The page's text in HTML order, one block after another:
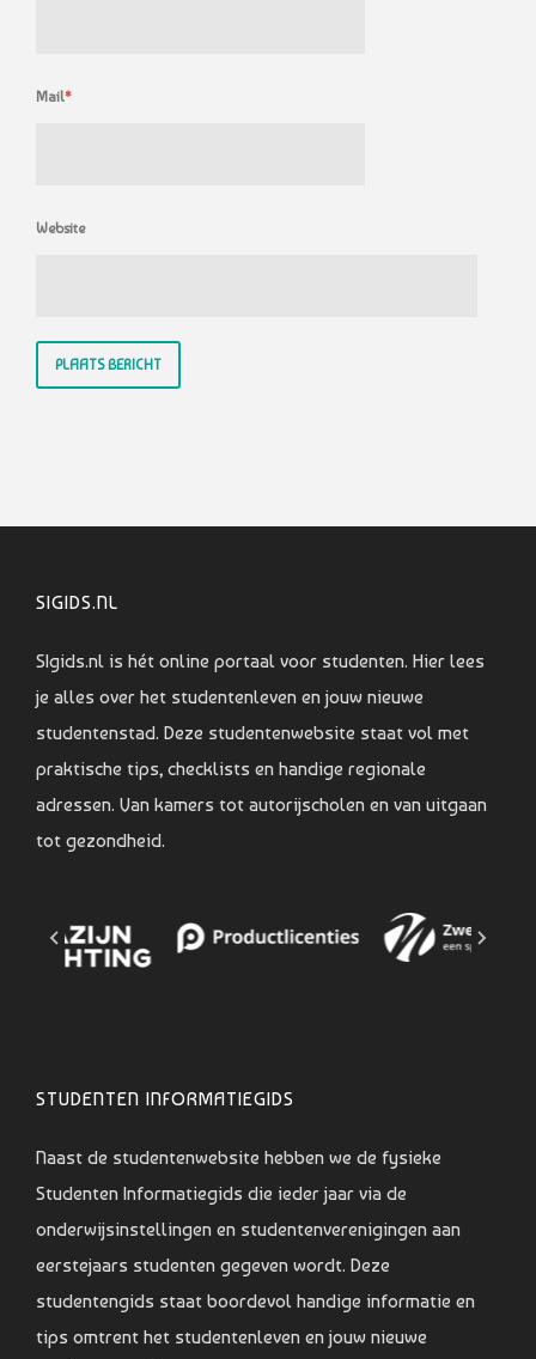
Mail*
Website
SIGIDS.NL
SIgids.nl is hét online portaal voor studenten. Hier lees
je alles over het studentenleven en jouw nieuwe
studentenstad. Deze studentenwebsite staat vol met
praktische tips, checklists en handige regionale
adressen. Van kamers tot autorijscholen en van uitgaan
tot gezondheid.
STUDENTEN INFORMATIEGIDS
Naast de studentenwebsite hebben we de fysieke
Studenten Informatiegids die ieder jaar via de
onderwijsinstellingen en studentenverenigingen aan
eerstejaars studenten gegeven wordt. Deze
studentengids staat boordevol handige informatie en
tips omtrent het studentenleven en jouw nieuwe